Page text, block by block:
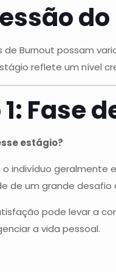
de Burnout possam
reflete um nível
Fase
estágio?
o indivíduo
de um grande
pode levar a
a vida pessoal.